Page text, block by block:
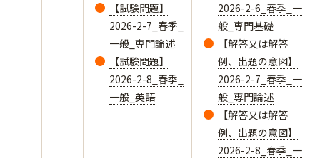
【試験問題】
2026-2-7_春季_
一般_専門論述
【試験問題】
2026-2-8_春季_
一般_英語
2026-2-6_春季_一
般_専門基礎
【解答又は解答
例、出題の意図】
2026-2-7_春季_一
般_専門論述
【解答又は解答
例、出題の意図】
2026-2-8_春季_一